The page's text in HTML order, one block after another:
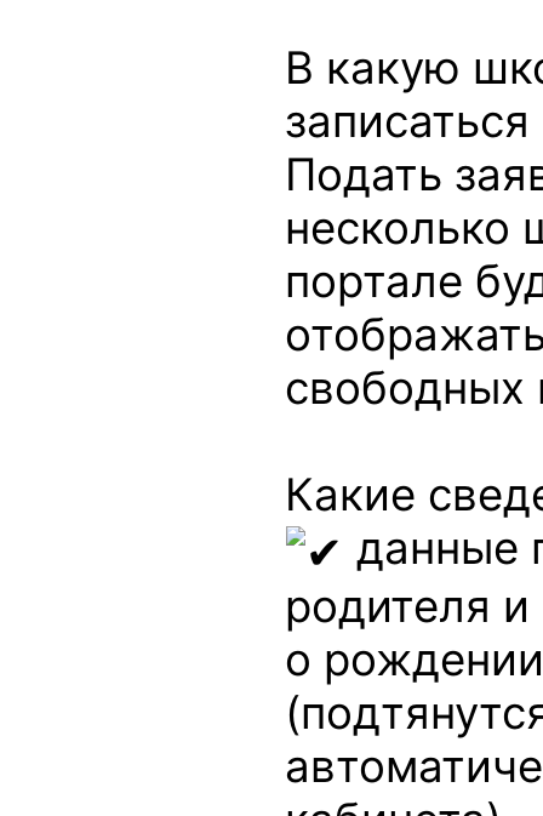
В какую
записаться
Подать
несколько
портале
свободных
Какие
данные
родителя
о